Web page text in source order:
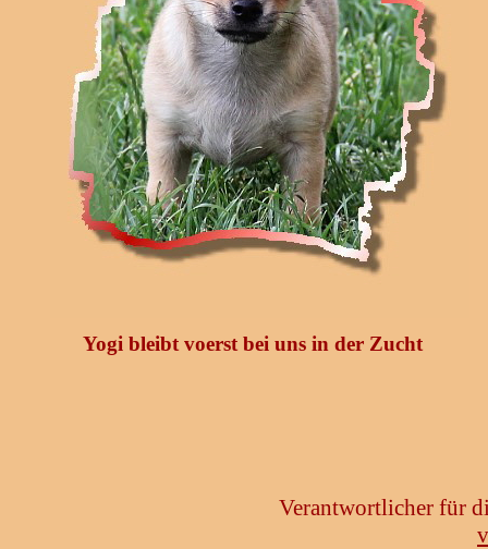
Yogi bleibt voerst bei uns in der Zucht
Verantwortlicher für